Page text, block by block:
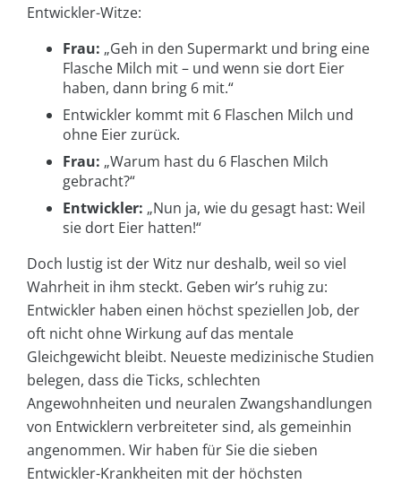
Entwickler-Witze:
Frau: „Geh in den Supermarkt und bring eine
Flasche Milch mit – und wenn sie dort Eier
haben, dann bring 6 mit.“
Entwickler kommt mit 6 Flaschen Milch und
ohne Eier zurück.
Frau: „Warum hast du 6 Flaschen Milch
gebracht?“
Entwickler: „Nun ja, wie du gesagt hast: Weil
sie dort Eier hatten!“
Doch lustig ist der Witz nur deshalb, weil so viel
Wahrheit in ihm steckt. Geben wir’s ruhig zu:
Entwickler haben einen höchst speziellen Job, der
oft nicht ohne Wirkung auf das mentale
Gleichgewicht bleibt. Neueste medizinische Studien
belegen, dass die Ticks, schlechten
Angewohnheiten und neuralen Zwangshandlungen
von Entwicklern verbreiteter sind, als gemeinhin
angenommen. Wir haben für Sie die sieben
Entwickler-Krankheiten mit der höchsten